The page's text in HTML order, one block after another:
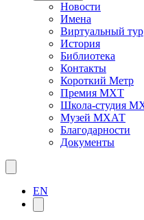
Новости
Имена
Виртуальный тур
История
Библиотека
Контакты
Короткий Метр
Премия МХТ
Школа-студия
Музей МХАТ
Благодарности
Документы
EN